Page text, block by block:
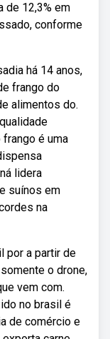
de 12,3% em
conforme
há 14 anos,
frango do
alimentos do.
é uma
lidera
suínos em
na
por a partir de
o drone,
vem com.
no brasil é
de comércio e